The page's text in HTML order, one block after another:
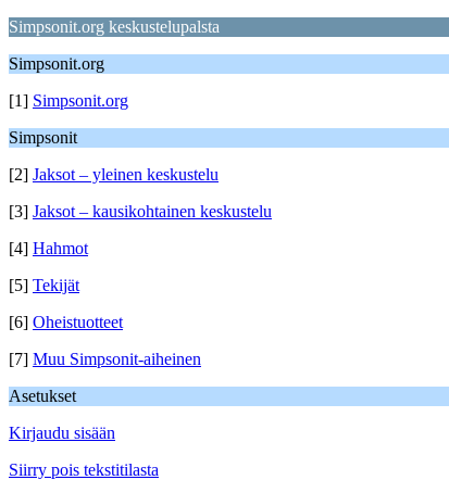
Simpsonit.org keskustelupalsta
Simpsonit.org
[1] Simpsonit.org
Simpsonit
[2] Jaksot – yleinen keskustelu
[3] Jaksot – kausikohtainen keskustelu
[4] Hahmot
[5] Tekijät
[6] Oheistuotteet
[7] Muu Simpsonit-aiheinen
Asetukset
Kirjaudu sisään
Siirry pois tekstitilasta